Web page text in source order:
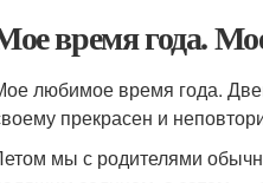
время года.
любимое время года.
прекрасен и
мы с родителями